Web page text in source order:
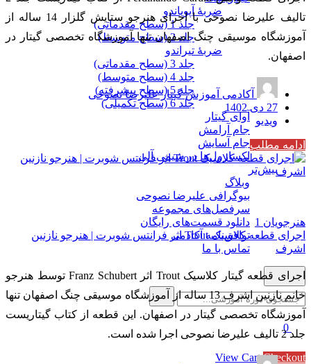
ضربۀ آپویاندو
جلد 1 (سطح مقدماتی)
جلد 2 (سطح متوسط)
ضربۀ تیراندو
جلد 3 (سطح مقدماتی)
جلد 4 (سطح متوسط)
جلد 5 (سطح پیشرفته)
جلد 6 (سطح تکمیلی)
آوای گیتار
جام آرامش
جام آسایش
اکسازول‌ها در شیمی آلی
بیش‌تر
وبلاگ
بیوگرافی علیرضا نصوحی
سرفصل‌های مجموعه
دانلود قسمت‌های رایگان
توافق‌نامه آکادمی
تماس با ما
0
Subtotal
View CartCheckout
تالیف علیرضا نصوحی با اجرای هنرجو ستایش گلزار 14 ساله از
آموزشگاه موسیقی چنگ اصفهان تنها آموزشگاه تخصصی گیتار در
اصفهان.
آکادمی آموزش گیتار علیرضا نصوحی
27 دی 1402
ویدیو
ادامه مطلب
هنرجویان 1
اجرای قطعه کلاسیک Trout اثر فرانتس شوبرت | هنرجو نازنین
اشرف
اجرای قطعه گیتار کلاسیک Trout اثر Franz Schubert توسط هنرجو
خانم نازنین اشرف 13 ساله از آموزشگاه موسیقی چنگ اصفهان تنها
آموزشگاه تخصصی گیتار در اصفهان. این قطعه از کتاب گیتاریست
جلد 2 تالیف علیرضا نصوحی اجرا شده است.